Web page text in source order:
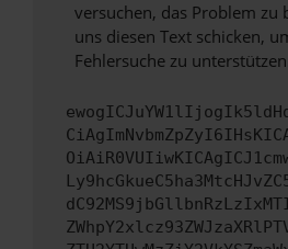
versuchen, das Problem zu
uns diesen Text schicken,
Fehlersuche zu